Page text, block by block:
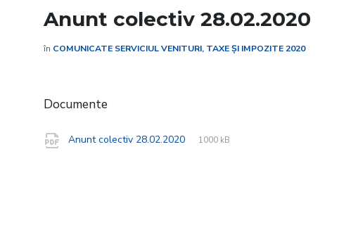
Anunt colectiv 28.02.2020
în COMUNICATE SERVICIUL VENITURI, TAXE ȘI IMPOZITE 2020
Documente
Anunt colectiv 28.02.2020
File
pdf
File
1000 kB